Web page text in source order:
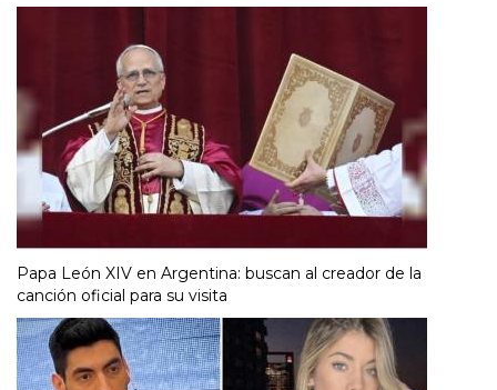
Papa León XIV en Argentina: buscan al creador de la
canción oficial para su visita